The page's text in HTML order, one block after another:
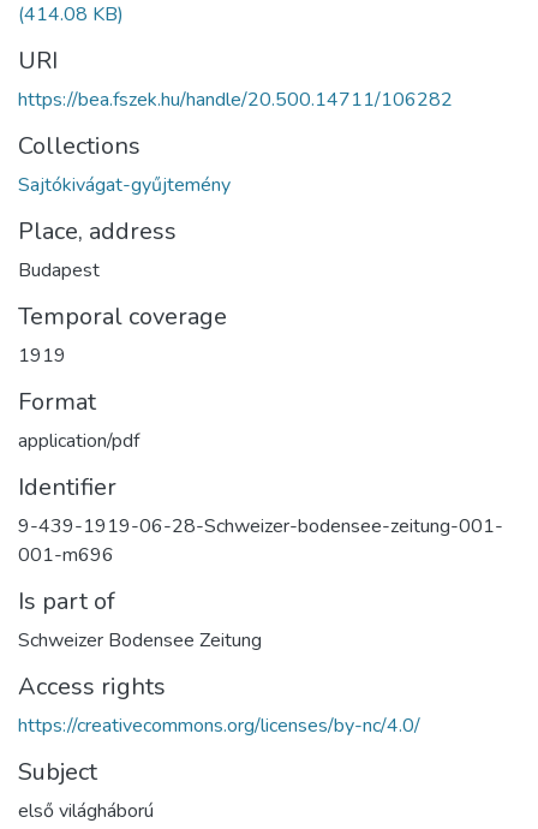
(414.08 KB)
URI
https://bea.fszek.hu/handle/20.500.14711/106282
Collections
Sajtókivágat-gyűjtemény
Place, address
Budapest
Temporal coverage
1919
Format
application/pdf
Identifier
9-439-1919-06-28-Schweizer-bodensee-zeitung-001-
001-m696
Is part of
Schweizer Bodensee Zeitung
Access rights
https://creativecommons.org/licenses/by-nc/4.0/
Subject
első világháború